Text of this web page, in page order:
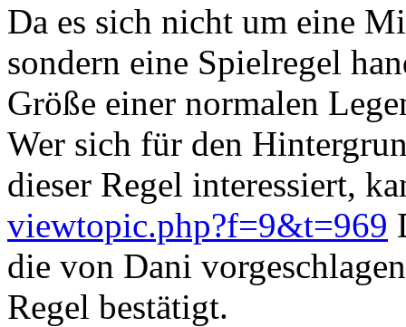
Da es sich nicht um eine
sondern eine Spielregel
Größe einer normalen
Wer sich für den
dieser Regel interessiert,
viewtopic.php?f=9&t=969
die von Dani
Regel bestätigt.